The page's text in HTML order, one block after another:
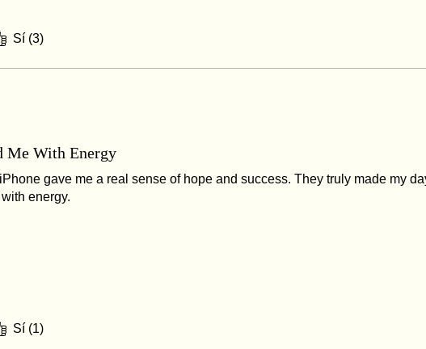
Sí (3)
Me With Energy
gave me a real sense of hope and success. They truly made my
energy.
Sí (1)